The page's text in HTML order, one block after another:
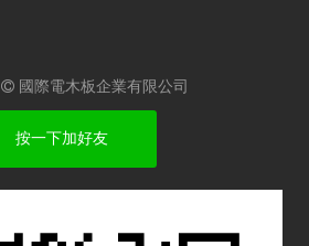
 國際電木板企業有限公司
按一下加好友